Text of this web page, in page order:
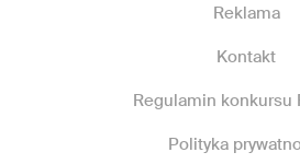
Reklama
Kontakt
Regulamin konkursu
Polityka